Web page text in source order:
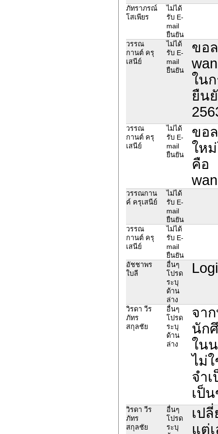
ภัทราภรณ์
โสเพียร
ไม่ได้
รับ E-
mail
ยืนยัน
วรรณ
กานต์ ครุ
เสนีย์
ไม่ได้
รับ E-
mail
ยืนยัน
ขอ
ใน
ยืน
วรรณ
กานต์ ครุ
เสนีย์
ไม่ได้
รับ E-
mail
ยืนยัน
ขอ
ให
คือ
วรรณกาน
ค์ ครุเสนีย์
ไม่ได้
รับ E-
mail
ยืนยัน
วรรณ
กานต์ ครุ
เสนีย์
ไม่ได้
รับ E-
mail
ยืนยัน
อัชชาพร
ใบลี
อื่นๆ
โปรด
ระบุ
ด้าน
ล่าง
วิรดา วีร
ภัทร
สกุลชัย
อื่นๆ
โปรด
ระบุ
ด้าน
ล่าง
จา
นัก
ใน
ไม่
จำ
เป็
วิรดา วีร
ภัทร
สกุลชัย
อื่นๆ
โปรด
ระบุ
เป
แต่